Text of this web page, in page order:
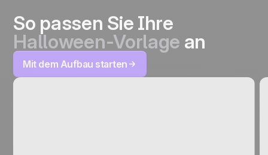
So passen Sie Ihre
Halloween-Vorlage an
Mit dem Aufbau starten